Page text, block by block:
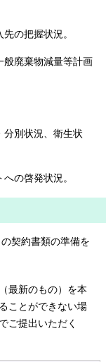
の把握状況。
般廃棄物減量等計画
分別状況、衛生状
の啓発状況。
契約書類の準備を
最新のもの）を本
ことができない場
ご提出いただく